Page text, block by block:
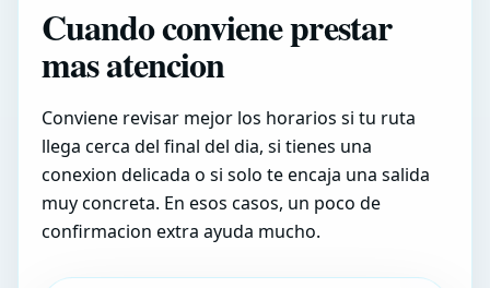
Cuando conviene prestar
mas atencion
Conviene revisar mejor los horarios si tu ruta
llega cerca del final del dia, si tienes una
conexion delicada o si solo te encaja una salida
muy concreta. En esos casos, un poco de
confirmacion extra ayuda mucho.